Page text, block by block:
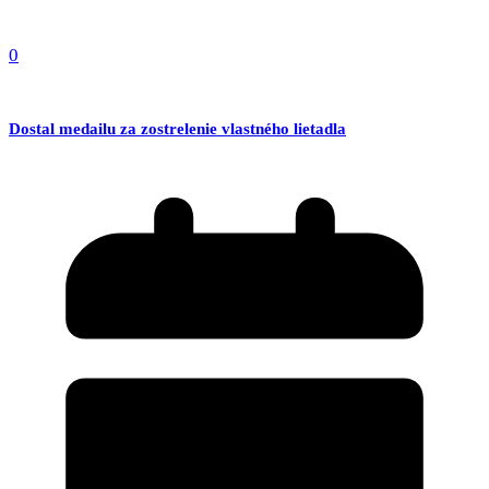
0
Dostal medailu za zostrelenie vlastného lietadla